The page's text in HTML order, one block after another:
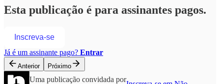
Esta publicação é para assinantes pagos.
Inscreva-se
Já é um assinante pago? Entrar
Anterior Próximo
Uma publicação convidada por